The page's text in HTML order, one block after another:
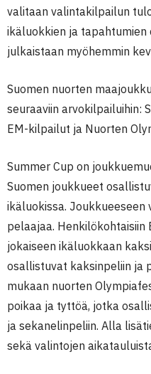
valitaan valintakilpailun
ikäluokkien ja
julkaistaan myöhemmin
Suomen nuorten
seuraaviin arvokilpailuihin:
EM-kilpailut ja Nuorten
Summer Cup on
Suomen joukkueet
ikäluokissa.
pelaajaa. Henkilökohtaisiin
jokaiseen ikäluokkaan
osallistuvat kaksinpeliin ja
mukaan nuorten
poikaa ja tyttöä, jotka
ja sekanelinpeliin. Alla
sekä valintojen